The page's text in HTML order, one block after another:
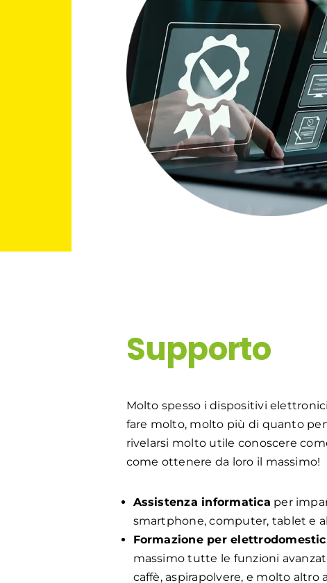
Supporto
Molto spesso i dispositivi
fare molto, molto più di quanto
rivelarsi molto utile conoscere
come ottenere da loro il massimo!
Assistenza informatica per
smartphone, computer, tablet e
Formazione per
massimo tutte le funzioni
caffè, aspirapolvere, e molto altro